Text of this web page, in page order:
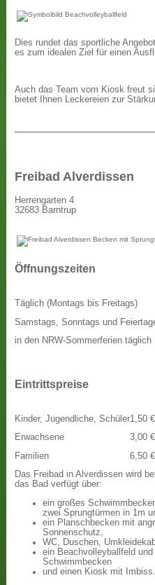
Dies rundet das sportliche
es zum idealen Ziel für einen
Auch das Team vom Kiosk freut
bietet Ihnen Leckereien zur
Freibad Alverdissen
Herrengarten 4
32683 Barntrup
Öffnungszeiten
Täglich (Montags bis Freitags)
Samstags, Sonntags und
in den NRW-Sommerferien täglich
Eintrittspreise
Kinder, Jugendliche, Schüler
Erwachsene
Familien
1,50
3,00
6,50
Das Freibad in Alverdissen wird
das Bad verfügt über:
ein großes
zwei Sprungtürmen in 1m
ein Planschbecken mit
Sonnenschutz,
WC, Duschen,
ein Beachvolleyballfeld
Schwimmbecken
und einen Kiosk mit Imbiss.